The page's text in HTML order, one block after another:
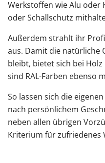
Werkstoffen wie Alu oder
oder Schallschutz
Außerdem strahlt ihr
aus. Damit die natürliche
bleibt, bietet sich bei
sind RAL-Farben ebenso
So lassen sich die
nach persönlichem
neben allen übrigen
Kriterium für zufriedenes